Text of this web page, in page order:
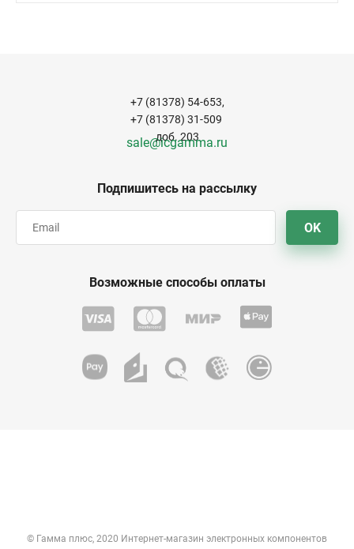
Подпишитесь на рассылку
OK
+7 (81378) 54-653,
+7 (81378) 31-509
доб. 203
sale@icgamma.ru
Возможные способы оплаты
© Гамма плюс, 2020 Интернет-магазин электронных компонентов